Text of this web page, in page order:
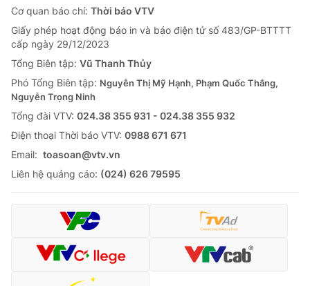
Cơ quan báo chí: Thời báo VTV
Giấy phép hoạt động báo in và báo điện tử số 483/GP-BTTTT
cấp ngày 29/12/2023
Tổng Biên tập: Vũ Thanh Thủy
Phó Tổng Biên tập: Nguyễn Thị Mỹ Hạnh, Phạm Quốc Thắng,
Nguyễn Trọng Ninh
Tổng đài VTV: 024.38 355 931 - 024.38 355 932
Ðiện thoại Thời báo VTV: 0988 671 671
Email: toasoan@vtv.vn
Liên hệ quảng cáo: (024) 626 79595